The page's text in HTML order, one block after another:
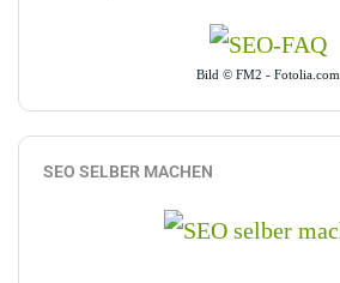
Bild © FM2 - Fotolia.com
SEO SELBER MACHEN